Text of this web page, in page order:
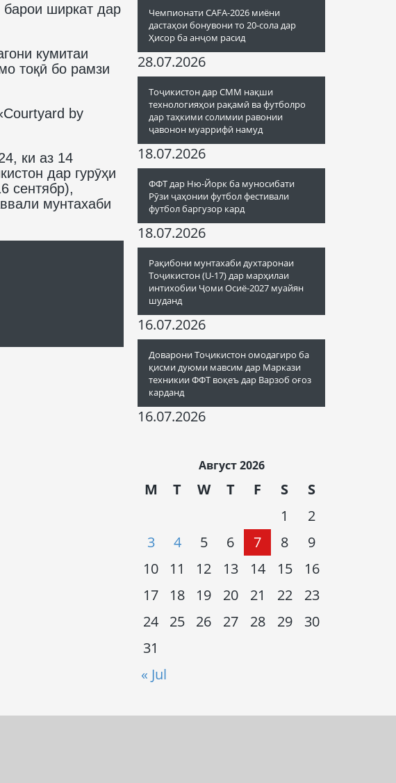
барои ширкат дар
кумитаи
тоқӣ бо рамзи
by
ки аз 14
дар гурӯҳи
сентябр),
мунтахаби
Чемпионати CAFA-2026 миёни
дастаҳои бонувони то 20-сола дар
Ҳисор ба анҷом расид
28.07.2026
Тоҷикистон дар СММ нақши
технологияҳои рақамӣ ва футболро
дар таҳкими солимии равонии
ҷавонон муаррифӣ намуд
18.07.2026
ФФТ дар Ню-Йорк ба муносибати
Рӯзи ҷаҳонии футбол фестивали
футбол баргузор кард
18.07.2026
Рақибони мунтахаби духтаронаи
Тоҷикистон (U-17) дар марҳилаи
интихобии Ҷоми Осиё-2027 муайян
шуданд
16.07.2026
Доварони Тоҷикистон омодагиро ба
қисми дуюми мавсим дар Маркази
техникии ФФТ воқеъ дар Варзоб оғоз
карданд
16.07.2026
Август 2026
M T W T F S S
« Jul
1
2
3
4 5 6 7 8
9
10
11 12 13 14 15
16
17
18 19 20 21 22
23
24
25 26 27 28 29
30
31